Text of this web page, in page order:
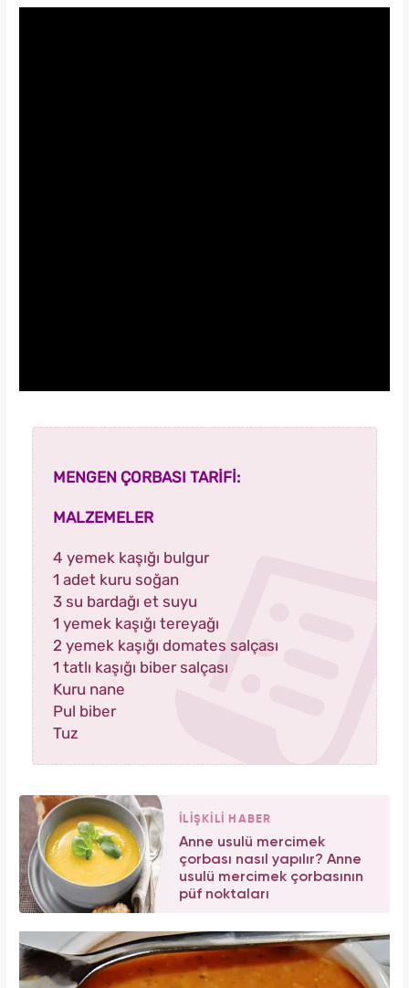
MENGEN ÇORBASI TARİFİ:
MALZEMELER
4 yemek kaşığı bulgur
1 adet kuru soğan
3 su bardağı et suyu
1 yemek kaşığı tereyağı
2 yemek kaşığı domates salçası
1 tatlı kaşığı biber salçası
Kuru nane
Pul biber
Tuz
İLİŞKİLİ HABER
Anne usulü mercimek
çorbası nasıl yapılır? Anne
usulü mercimek çorbasının
püf noktaları